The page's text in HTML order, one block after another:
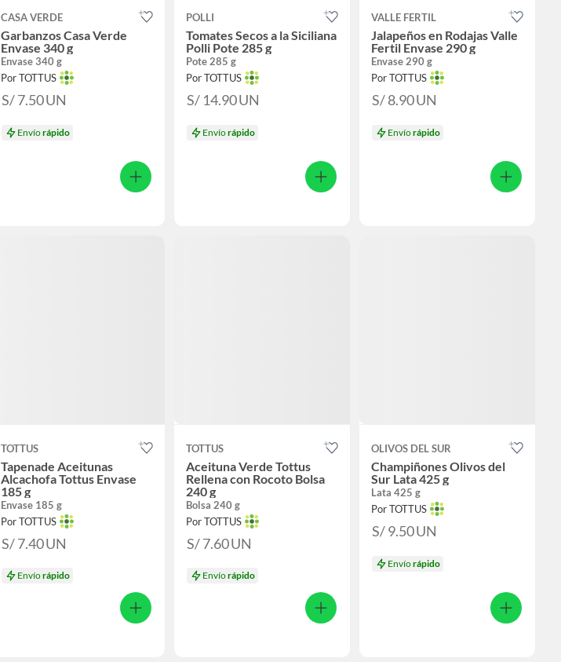
CASA VERDE
Garbanzos Casa Verde
Envase 340 g
Envase 340 g
Por TOTTUS
S/ 7.50UN
Envíorápido
POLLI
Tomates Secos a la Siciliana
Polli Pote 285 g
Pote 285 g
Por TOTTUS
S/ 14.90UN
Envíorápido
VALLE FERTIL
Jalapeños en Rodajas Valle
Fertil Envase 290 g
Envase 290 g
Por TOTTUS
S/ 8.90UN
Envíorápido
TOTTUS
Tapenade Aceitunas
Alcachofa Tottus Envase
185 g
Envase 185 g
Por TOTTUS
S/ 7.40UN
Envíorápido
TOTTUS
Aceituna Verde Tottus
Rellena con Rocoto Bolsa
240 g
Bolsa 240 g
Por TOTTUS
S/ 7.60UN
Envíorápido
OLIVOS DEL SUR
Champiñones Olivos del
Sur Lata 425 g
Lata 425 g
Por TOTTUS
S/ 9.50UN
Envíorápido